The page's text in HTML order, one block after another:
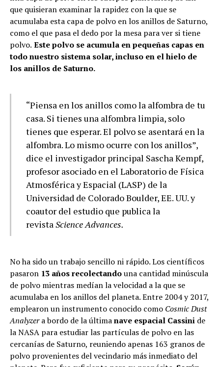
que quisieran examinar la rapidez con la que se
acumulaba esta capa de polvo en los anillos de Saturno,
como el que pasa el dedo por la mesa para ver si tiene
polvo. Este polvo se acumula en pequeñas capas en
todo nuestro sistema solar, incluso en el hielo de
los anillos de Saturno.
“Piensa en los anillos como la alfombra de tu
casa. Si tienes una alfombra limpia, solo
tienes que esperar. El polvo se asentará en la
alfombra. Lo mismo ocurre con los anillos”,
dice el investigador principal Sascha Kempf,
profesor asociado en el Laboratorio de Física
Atmosférica y Espacial (LASP) de la
Universidad de Colorado Boulder, EE. UU. y
coautor del estudio que publica la
revistaScience Advances.
No ha sido un trabajo sencillo ni rápido. Los científicos
pasaron 13 años recolectandouna cantidad minúscula
de polvo mientras medían la velocidad a la que se
acumulaba en los anillos del planeta. Entre 2004 y 2017,
emplearon un instrumento conocido como Cosmic Dust
Analyzera bordo de la últimanave espacial Cassini de
la NASA para estudiar las partículas de polvo en las
cercanías de Saturno, reuniendo apenas 163 granos de
polvo provenientes del vecindario más inmediato del